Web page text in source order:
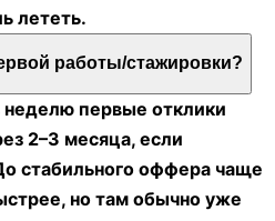
лететь.
работы/стажировки?
неделю первые отклики
2–3 месяца, если
стабильного оффера чаще
но там обычно уже